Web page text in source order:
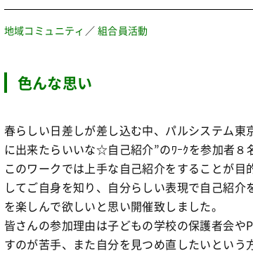
地域コミュニティ ／ 組合員活動
色んな思い
春らしい日差しが差し込む中、パルシステム東
に出来たらいいな☆自己紹介”のﾜｰｸを参加者８
このワークでは上手な自己紹介をすることが
してご自身を知り、自分らしい表現で自己紹
を楽しんで欲しいと思い開催致しました。
皆さんの参加理由は子どもの学校の保護者会や
すのが苦手、また自分を見つめ直したいという